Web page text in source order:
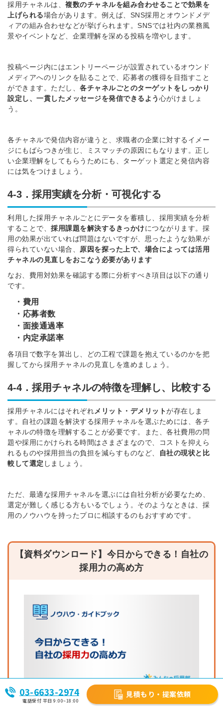
採用チャネルは、 複数のチャネルを組み合わせることで効果を
上げられる場合があります。 例えば、SNS採用とオウンドメデ
ィアの組み合わせなどが挙げられます。 SNSでは社内の業務風
景やイベントなど、企業理解を深める投稿を増やします。
投稿ページ内にはエントリーページが設置されているオウンド
メディアへのリンクを貼ることで、応募者の獲得を目指すこと
ができます。 ただし、 各チャネルごとのターゲットをしっかり
設定し、一貫したメッセージを発信できるよう 心がけましょ
う。
各チャネルで発信内容が違うと、求職者の企業に対するイメー
ジにもばらつきが生じ、ミスマッチの原因にもなります。 正し
い企業理解をしてもらうためにも、ターゲット選定と発信内容
には気をつけましょう。
4-3．採用実績を分析・可視化する
利用した採用チャネルごとにデータを蓄積し、採用実績を分析
することで、 採用課題を解決するきっかけにつながります。 採
用の効果が出ていれば問題はないですが、思ったような効果が
得られていない場合、 原因を探った上で、場合によっては活用
チャネルの見直しをおこなう必要があります
なお、費用対効果を確認する際に分析すべき項目は以下の通り
です。
・費用
・応募者数
・面接通過率
・内定承諾率
各項目で数字を算出し、どの工程で課題を抱えているのかを把
握してから採用チャネルの見直しを進めましょう。
4-4．採用チャネルの特徴を理解し、比較する
採用チャネルにはそれぞれメリット・デメリットが存在しま
す。
自社の課題を解決する採用チャネルを選ぶためには、各チ
ャネルの特徴を理解することが必要です。
また、各社費用の問
題や採用にかけられる時間はさまざまなので、コストを抑えら
れるものや採用担当の負担を減らすものなど、
自社の現状と比
較して選定 しましょう。
ただ、最適な採用チャネルを選ぶには自社分析が必要なため、
選定が難しく感じる方もいるでしょう。 そのようなときは、採
用のノウハウを持ったプロに相談するのもおすすめです。
【資料ダウンロード】今日からできる！自社の
採用力の高め方
＼本資料で学べること／
03-6633-2974
電話受付 平日 9:00~18:00
見積もり・提案依頼